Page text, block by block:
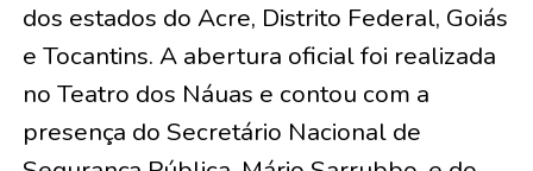
dos estados do Acre, Distrito Federal, Goiás
e Tocantins. A abertura oficial foi realizada
no Teatro dos Náuas e contou com a
presença do Secretário Nacional de